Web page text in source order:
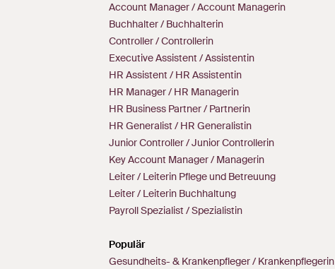
Account Manager / Account Managerin
Buchhalter / Buchhalterin
Controller / Controllerin
Executive Assistent / Assistentin
HR Assistent / HR Assistentin
HR Manager / HR Managerin
HR Business Partner / Partnerin
HR Generalist / HR Generalistin
Junior Controller / Junior Controllerin
Key Account Manager / Managerin
Leiter / Leiterin Pflege und Betreuung
Leiter / Leiterin Buchhaltung
Payroll Spezialist / Spezialistin
Populär
Gesundheits- & Krankenpfleger / Krankenpflegerin